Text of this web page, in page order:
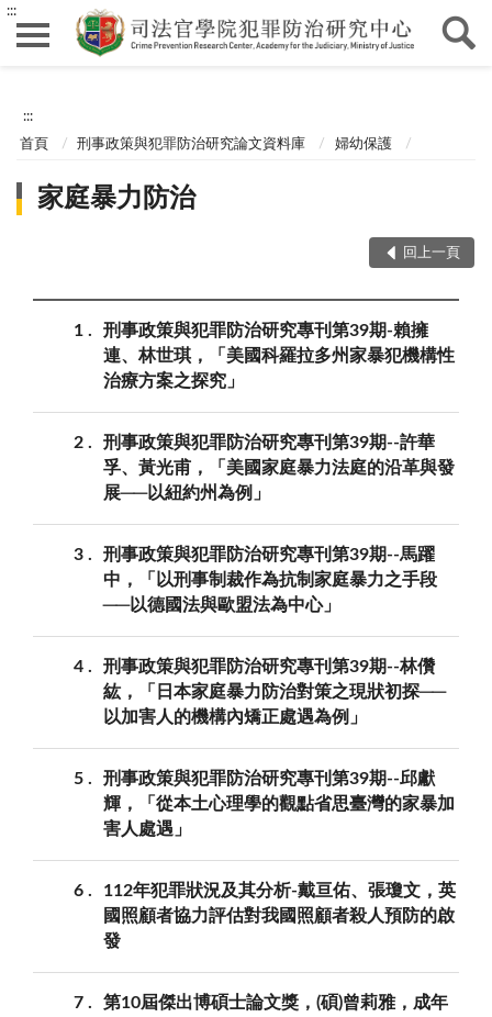
:::
:::
首頁 刑事政策與犯罪防治研究論文資料庫 婦幼保護
家庭暴力防治
回上一頁
1
刑事政策與犯罪防治研究專刊第39期-賴擁
連、林世琪，「美國科羅拉多州家暴犯機構性
治療方案之探究」
2
刑事政策與犯罪防治研究專刊第39期--許華
孚、黃光甫，「美國家庭暴力法庭的沿革與發
展──以紐約州為例」
3
刑事政策與犯罪防治研究專刊第39期--馬躍
中，「以刑事制裁作為抗制家庭暴力之手段
──以德國法與歐盟法為中心」
4
刑事政策與犯罪防治研究專刊第39期--林儹
紘，「日本家庭暴力防治對策之現狀初探──
以加害人的機構內矯正處遇為例」
5
刑事政策與犯罪防治研究專刊第39期--邱獻
輝，「從本土心理學的觀點省思臺灣的家暴加
害人處遇」
6
112年犯罪狀況及其分析-戴亘佑、張瓊文，英
國照顧者協力評估對我國照顧者殺人預防的啟
發
7
第10屆傑出博碩士論文獎，(碩)曾莉雅，成年